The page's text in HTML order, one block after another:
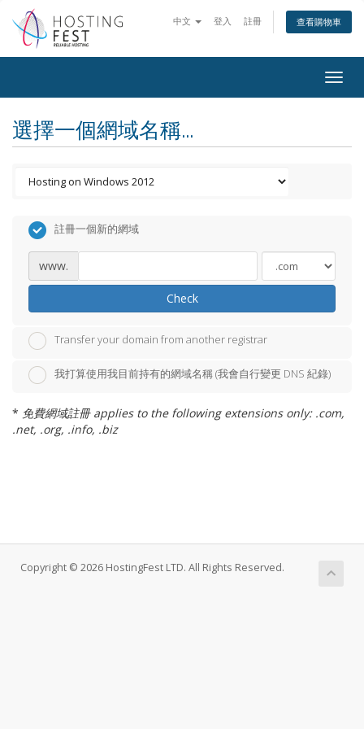
中文 登入 註冊 查看購物車
選擇一個網域名稱...
註冊一個新的網域
www.
Check
Transfer your domain from another registrar
我打算使用我目前持有的網域名稱 (我會自行變更 DNS 紀錄)
* 免費網域註冊 applies to the following extensions only: .com,
.net, .org, .info, .biz
Copyright © 2026 HostingFest LTD. All Rights Reserved.